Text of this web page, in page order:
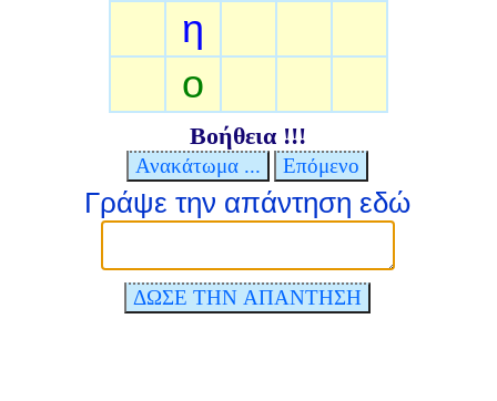
η
ο
Βοήθεια !!!
Γράψε την απάντηση εδώ
ΔΩΣΕ ΤΗΝ ΑΠΑΝΤΗΣΗ